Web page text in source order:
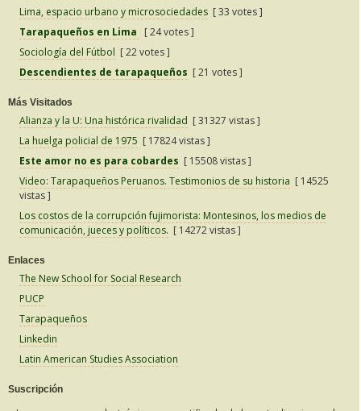
Lima, espacio urbano y microsociedades [ 33 votes ]
Tarapaqueños en Lima
[ 24 votes ]
Sociología del Fútbol [ 22 votes ]
Descendientes de tarapaqueños [ 21 votes ]
Más Visitados
Alianza y la U: Una histórica rivalidad [ 31327 vistas ]
La huelga policial de 1975 [ 17824 vistas ]
Este amor no es para cobardes [ 15508 vistas ]
Video: Tarapaqueños Peruanos. Testimonios de su historia [ 14525
vistas ]
Los costos de la corrupción fujimorista: Montesinos, los medios de
comunicación, jueces y políticos. [ 14272 vistas ]
Enlaces
The New School for Social Research
PUCP
Tarapaqueños
Linkedin
Latin American Studies Association
Suscripción